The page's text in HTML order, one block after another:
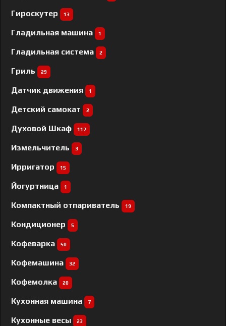
Гироскутер 13
Гладильная машина 1
Гладильная система 2
Гриль 29
Датчик движения 1
Детский самокат 2
Духовой Шкаф 117
Измельчитель 3
Ирригатор 15
Йогуртница 1
Компактный отпариватель 19
Кондиционер 5
Кофеварка 50
Кофемашина 32
Кофемолка 20
Кухонная машина 7
Кухонные весы 23